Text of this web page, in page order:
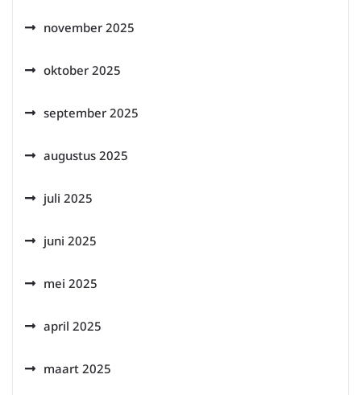
november 2025
oktober 2025
september 2025
augustus 2025
juli 2025
juni 2025
mei 2025
april 2025
maart 2025